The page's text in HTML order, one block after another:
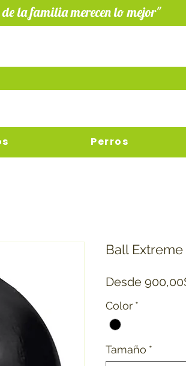
la familia merecen lo mejor"
Perros
Ball Extreme
Desde
Color *
Tamaño *